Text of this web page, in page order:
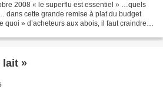
2008 « le superflu est essentiel » …quels
dans cette grande remise à plat du budget
quoi » d’acheteurs aux abois, il faut craindre
lait »